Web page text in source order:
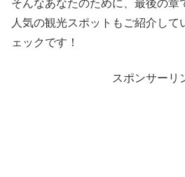
そんなあなたのために、最後の章
人気の観光スポットもご紹介して
ェックです！
スポンサーリ